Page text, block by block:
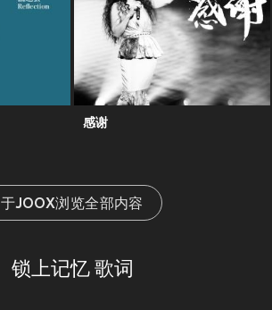
感谢
于JOOX浏览全部内容
锁上记忆 歌词